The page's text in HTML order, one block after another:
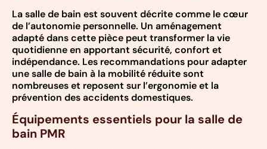
La salle de bain est souvent décrite comme le cœur
de l’autonomie personnelle. Un aménagement
adapté dans cette pièce peut transformer la vie
quotidienne en apportant sécurité, confort et
indépendance. Les recommandations pour adapter
une salle de bain à la mobilité réduite sont
nombreuses et reposent sur l’ergonomie et la
prévention des accidents domestiques.
Équipements essentiels pour la salle de
bain PMR